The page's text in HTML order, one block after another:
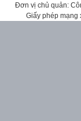
Đơn vị chủ quản:
Giấy phép mạng